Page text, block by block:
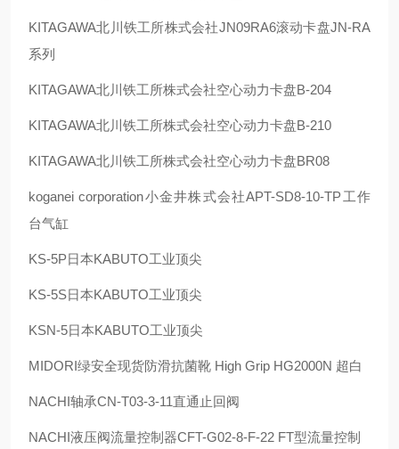
KITAGAWA北川铁工所株式会社JN09RA6滚动卡盘JN-RA
系列
KITAGAWA北川铁工所株式会社空心动力卡盘B-204
KITAGAWA北川铁工所株式会社空心动力卡盘B-210
KITAGAWA北川铁工所株式会社空心动力卡盘BR08
koganei corporation小金井株式会社APT-SD8-10-TP工作
台气缸
KS-5P日本KABUTO工业顶尖
KS-5S日本KABUTO工业顶尖
KSN-5日本KABUTO工业顶尖
MIDORI绿安全现货防滑抗菌靴 High Grip HG2000N 超白
NACHI轴承CN-T03-3-11直通止回阀
NACHI液压阀流量控制器CFT-G02-8-F-22 FT型流量控制